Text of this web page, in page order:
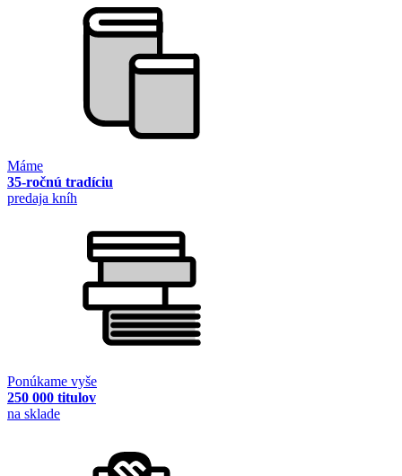
Máme
35-ročnú tradíciu
predaja kníh
Ponúkame vyše
250 000 titulov
na sklade